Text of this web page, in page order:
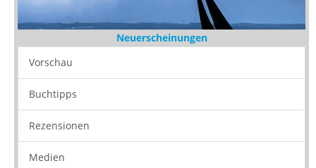
Neuerscheinungen
Vorschau
Buchtipps
Rezensionen
Medien